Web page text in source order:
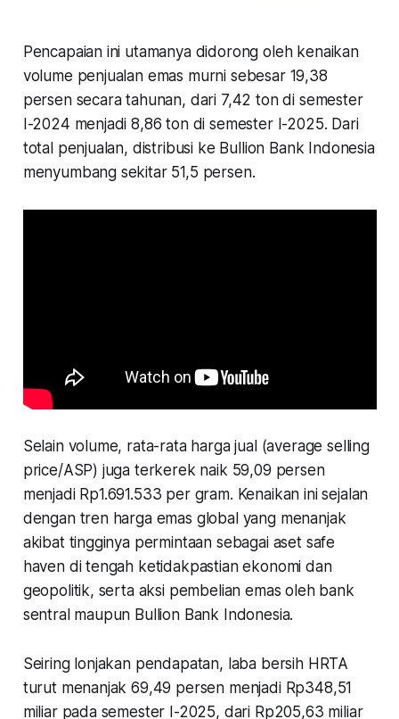
Pencapaian ini utamanya didorong oleh kenaikan
volume penjualan emas murni sebesar 19,38
persen secara tahunan, dari 7,42 ton di semester
I-2024 menjadi 8,86 ton di semester I-2025. Dari
total penjualan, distribusi ke Bullion Bank Indonesia
menyumbang sekitar 51,5 persen.
Selain volume, rata-rata harga jual (average selling
price/ASP) juga terkerek naik 59,09 persen
menjadi Rp1.691.533 per gram. Kenaikan ini sejalan
dengan tren harga emas global yang menanjak
akibat tingginya permintaan sebagai aset safe
haven di tengah ketidakpastian ekonomi dan
geopolitik, serta aksi pembelian emas oleh bank
sentral maupun Bullion Bank Indonesia.
Seiring lonjakan pendapatan, laba bersih HRTA
turut menanjak 69,49 persen menjadi Rp348,51
miliar pada semester I-2025, dari Rp205,63 miliar